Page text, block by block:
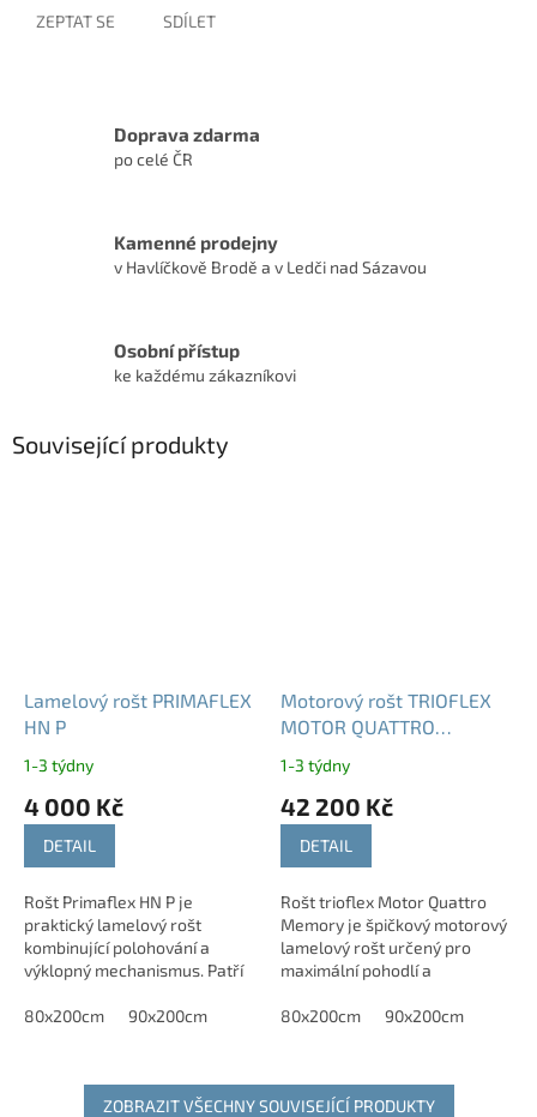
ZEPTAT SE SDÍLET
Doprava zdarma
po celé ČR
Kamenné prodejny
v Havlíčkově Brodě a v Ledči nad Sázavou
Osobní přístup
ke každému zákazníkovi
Související produkty
Lamelový rošt PRIMAFLEX
HN P
1-3 týdny
4 000 Kč
DETAIL
Rošt Primaflex HN P je
praktický lamelový rošt
kombinující polohování a
výklopný mechanismus. Patří
solidní komfort a funkce
80x200cm 90x200cm
Motorový rošt TRIOFLEX
MOTOR QUATTRO
ovládáním
1-3 týdny
42 200 Kč
DETAIL
Rošt trioflex Motor Quattro
Memory je špičkový motorový
lamelový rošt určený pro
maximální pohodlí a
při odpočinku i spánku. Díky
80x200cm 90x200cm
ZOBRAZIT VŠECHNY SOUVISEJÍCÍ PRODUKTY